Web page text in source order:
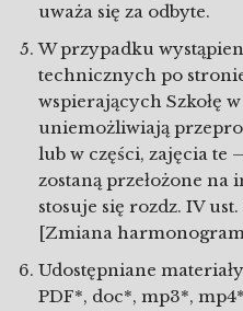
uważa się za odbyte.
W przypadku
technicznych po
wspierających Szkołę
uniemożliwiają
lub w części, zajęcia te
zostaną przełożone
stosuje się rozdz. IV
[Zmiana
Udostępniane
PDF*, doc*, mp3*,